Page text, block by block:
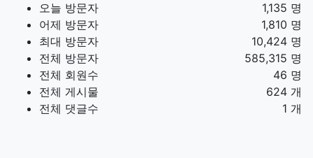
오늘 방문자
1,135 명
어제 방문자
1,810 명
최대 방문자
10,424 명
전체 방문자
585,315 명
전체 회원수
46 명
전체 게시물
624 개
전체 댓글수
1 개